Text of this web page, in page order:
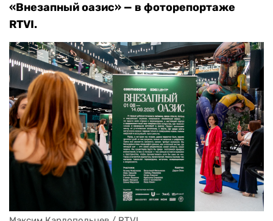
«Внезапный оазис» — в фоторепортаже
RTVI.